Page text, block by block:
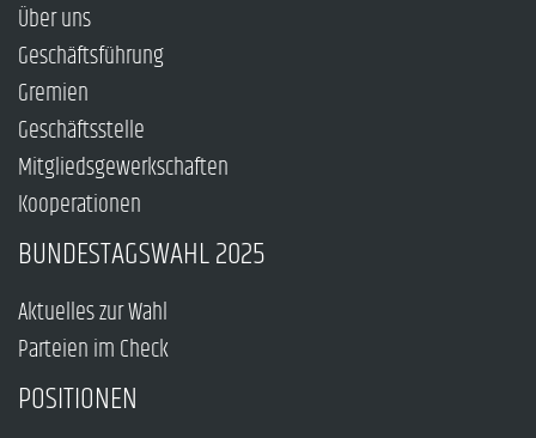
Über uns
Geschäftsführung
Gremien
Geschäftsstelle
Mitgliedsgewerkschaften
Kooperationen
BUNDESTAGSWAHL 2025
Aktuelles zur Wahl
Parteien im Check
POSITIONEN